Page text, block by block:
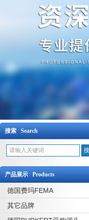
搜索 Search
产品展示 Products
德国费玛FEMA
其它品牌